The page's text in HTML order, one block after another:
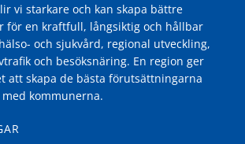
vi starkare och kan skapa bättre
för en kraftfull, långsiktig och hållbar
och sjukvård, regional utveckling,
och besöksnäring. En region ger
att skapa de bästa förutsättningarna
kommunerna.